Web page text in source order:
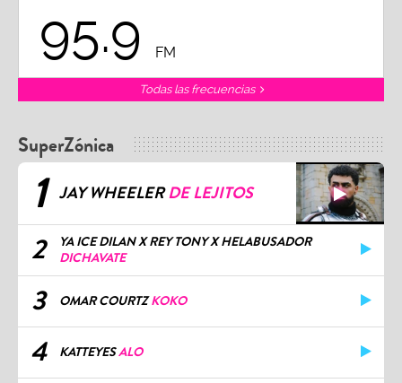
95.9 FM
Todas las frecuencias
SuperZónica
1 JAY WHEELERDE LEJITOS
2
YA ICE DILAN X REY TONY X HELABUSADOR
DICHAVATE
3 OMAR COURTZKOKO
4 KATTEYESALO